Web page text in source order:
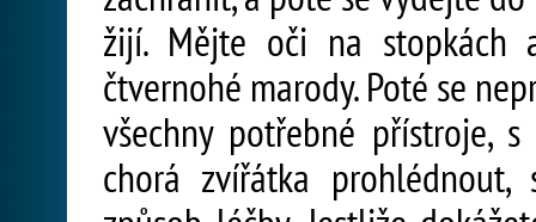
žijí. Mějte oči na stopkách
čtvernohé marody. Poté se
všechny potřebné přístroje,
chorá zvířátka